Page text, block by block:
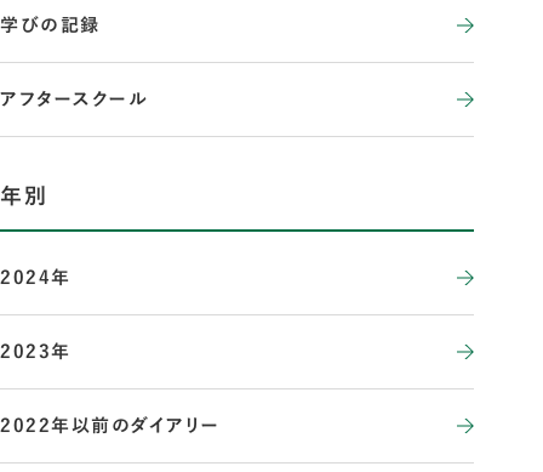
学びの記録
アフタースクール
年別
2024年
2023年
2022年以前のダイアリー